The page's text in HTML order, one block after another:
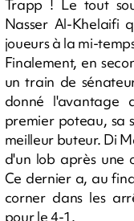
Trapp ! Le tout
Nasser Al-Khelaifi
joueurs à la mi-
Finalement, en
un train de
donné l'avantage
premier poteau, sa
meilleur buteur. Di
d'un lob après une
Ce dernier a, au
corner dans les
pour le 4-1.